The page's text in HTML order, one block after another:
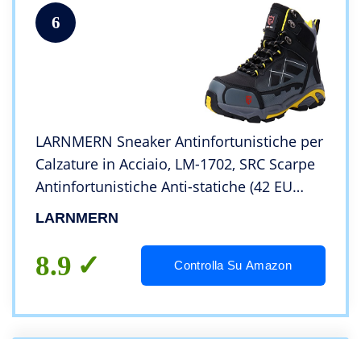
6
LARNMERN Sneaker Antinfortunistiche per
Calzature in Acciaio, LM-1702, SRC Scarpe
Antinfortunistiche Anti-statiche (42 EU
Grigio)
LARNMERN
8.9 Controlla Su Amazon